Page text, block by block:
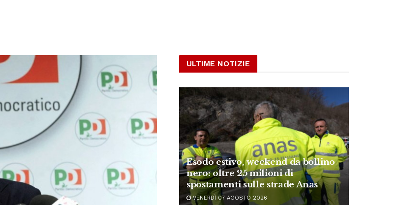
ULTIME NOTIZIE
Esodo estivo, weekend da bollino
nero: oltre 25 milioni di
spostamenti sulle strade Anas
VENERDÌ 07 AGOSTO 2026